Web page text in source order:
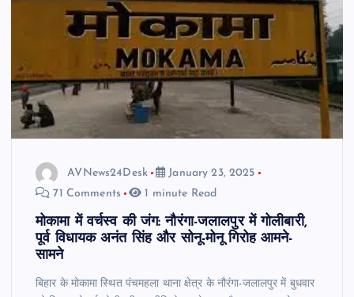
AVNews24Desk
January 23, 2025
71 Comments
1 minute Read
मोकामा में वर्चस्व की जंग: नौरंगा-जलालपुर में गोलीबारी,
पूर्व विधायक अनंत सिंह और सोनू-मोनू गिरोह आमने-
सामने
बिहार के मोकामा स्थित पंचमहला थाना क्षेत्र के नौरंगा-जलालपुर में बुधवार